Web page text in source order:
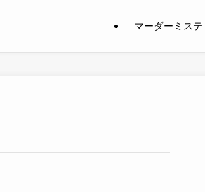
マーダーミス